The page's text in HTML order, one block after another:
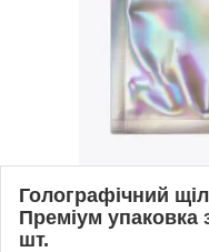
Голографічний
Преміум упаковка
шт.